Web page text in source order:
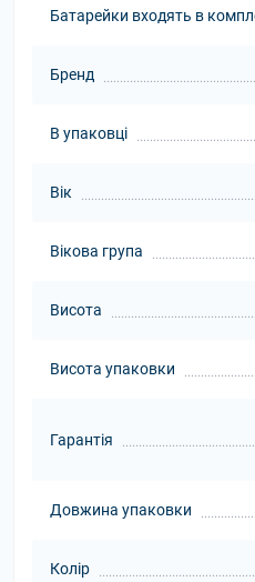
Батарейки входять в
Бренд
В упаковці
Вік
Вікова група
Висота
Висота упаковки
Гарантія
Довжина упаковки
Колір